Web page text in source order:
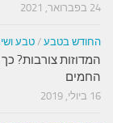
24 בפברואר, 2021
החודש בטבע /טבע
המדוזות צורבות?
החמים
16 ביולי, 2019